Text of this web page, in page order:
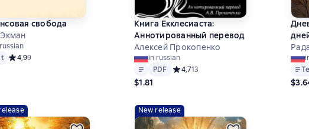
свобода
Средний рейтинг 4,9 на основе 9 оценок
4,99
Книга Екклесиаста:
Аннотированный перевод
Алексей Прокопенко
in russian
Text
PDF
PDF Средний рейтинг 4,7 на основе 13
4,713
$1.81
New release